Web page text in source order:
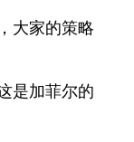
大家的策略
是加菲尔的